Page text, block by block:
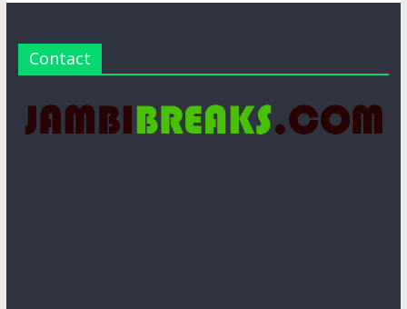
Contact